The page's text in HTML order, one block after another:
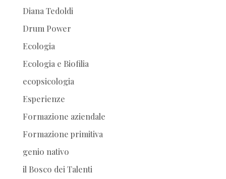
Diana Tedoldi
Drum Power
Ecologia
Ecologia e Biofilia
ecopsicologia
Esperienze
Formazione aziendale
Formazione primitiva
genio nativo
il Bosco dei Talenti